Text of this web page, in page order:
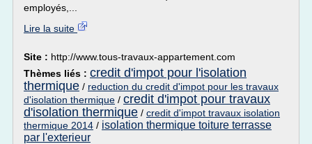
employés,...
Lire la suite
Site : http://www.tous-travaux-appartement.com
Thèmes liés : credit d'impot pour l'isolation
thermique / reduction du credit d'impot pour les travaux
d'isolation thermique / credit d'impot pour travaux
d'isolation thermique / credit d'impot travaux isolation
thermique 2014 / isolation thermique toiture terrasse
par l'exterieur